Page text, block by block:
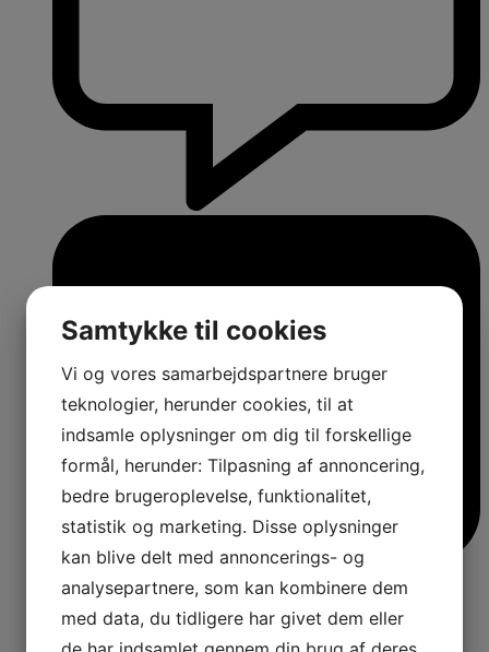
Samtykke til cookies
Vi og vores samarbejdspartnere bruger
teknologier, herunder cookies, til at
indsamle oplysninger om dig til forskellige
formål, herunder: Tilpasning af annoncering,
bedre brugeroplevelse, funktionalitet,
statistik og marketing. Disse oplysninger
kan blive delt med annoncerings- og
analysepartnere, som kan kombinere dem
med data, du tidligere har givet dem eller